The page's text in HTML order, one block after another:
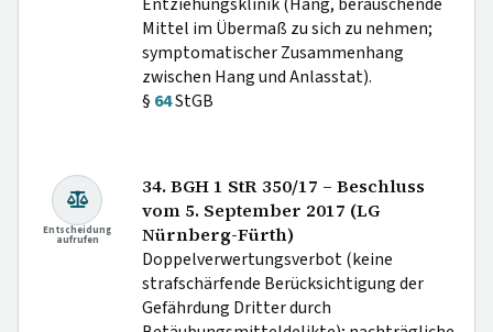
Mittel im Übermaß zu sich zu nehmen;
symptomatischer Zusammenhang
zwischen Hang und Anlasstat).
§ 64StGB
Entscheidung
aufrufen
34. BGH 1 StR 350/17 – Beschluss
vom 5. September 2017 (LG
Nürnberg-Fürth)
Doppelverwertungsverbot (keine
strafschärfende Berücksichtigung der
Gefährdung Dritter durch